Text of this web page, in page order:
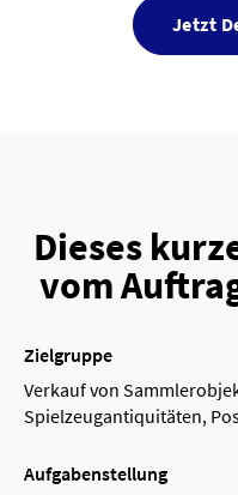
Jetzt
Dieses
vom
Zielgruppe
Verkauf von
Spielzeugantiquitäten,
Aufgabenstellung